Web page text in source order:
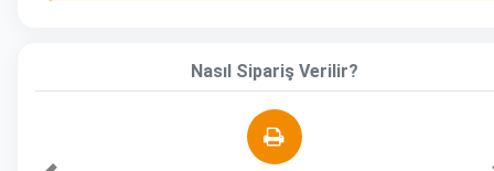
Nasıl Sipariş Verilir?